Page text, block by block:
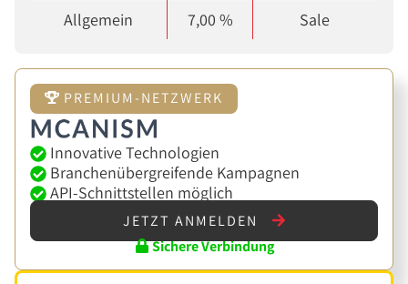
Allgemein
7,00 % Sale
PREMIUM-NETZWERK
Innovative Technologien
Branchenübergreifende Kampagnen
API-Schnittstellen möglich
JETZT ANMELDEN
Sichere Verbindung